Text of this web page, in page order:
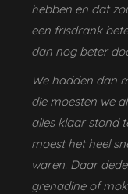
hebben en dat
een frisdrank
dan nog beter
We hadden dan
die moesten we
alles klaar stond
moest het heel
waren. Daar
grenadine of